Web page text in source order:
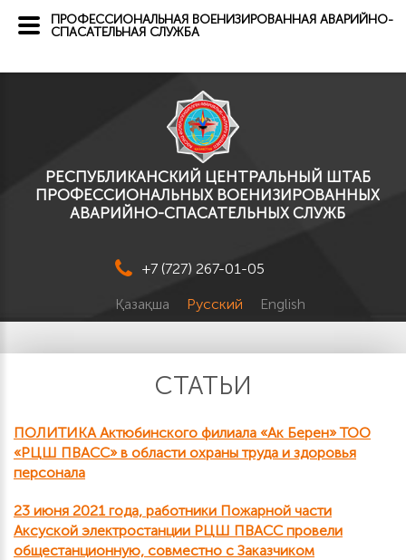
РЕСПУБЛИКАНСКИЙ ЦЕНТРАЛЬНЫЙ ШТАБ
ПРОФЕССИОНАЛЬНЫХ ВОЕНИЗИРОВАННЫХ
АВАРИЙНО-СПАСАТЕЛЬНЫХ СЛУЖБ
+7 (727) 267-01-05
Қазақша Русский English
СТАТЬИ
ПОЛИТИКА Актюбинского филиала «Ак Берен» ТОО
«РЦШ ПВАСС» в области охраны труда и здоровья
персонала
23 июня 2021 года, работники Пожарной части
Аксуской электростанции РЦШ ПВАСС провели
общестанционную, совместно с Заказчиком
ПРОФЕССИОНАЛЬНАЯ ВОЕНИЗИРОВАННАЯ АВАРИЙНО-
СПАСАТЕЛЬНАЯ СЛУЖБА